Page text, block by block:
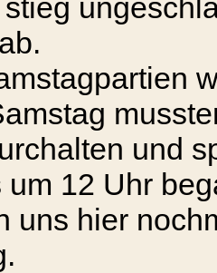
und
um 12 Uhr
uns hier